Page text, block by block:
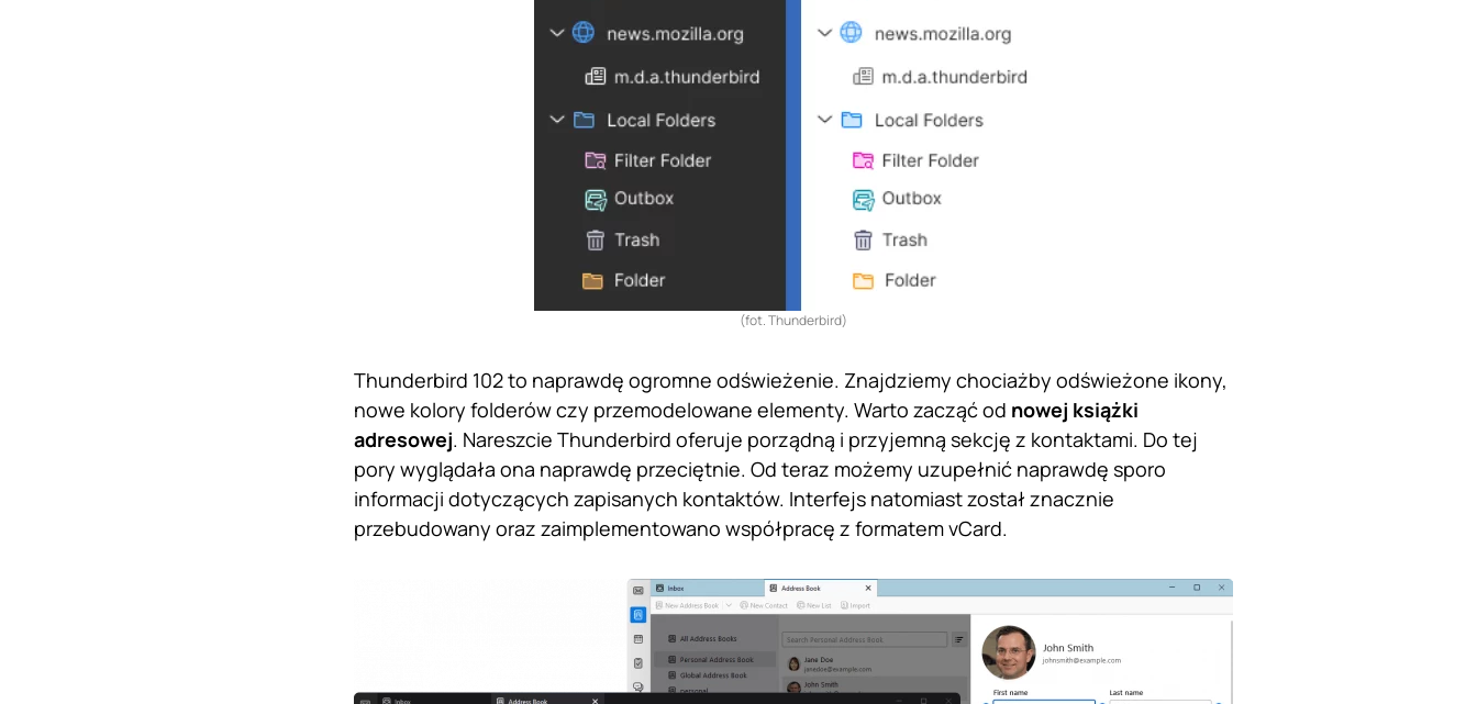
(fot. Thunderbird)
Thunderbird 102 to naprawdę ogromne odświeżenie. Znajdziemy chociażby odświeżone ikony,
nowe kolory folderów czy przemodelowane elementy. Warto zacząć od nowej książki
adresowej. Nareszcie Thunderbird oferuje porządną i przyjemną sekcję z kontaktami. Do tej
pory wyglądała ona naprawdę przeciętnie. Od teraz możemy uzupełnić naprawdę sporo
informacji dotyczących zapisanych kontaktów. Interfejs natomiast został znacznie
przebudowany oraz zaimplementowano współpracę z formatem vCard.